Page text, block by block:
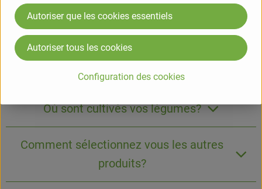
Questions fréquemment posées
Où sont cultivés vos légumes?
Comment sélectionnez vous les autres
produits?
Configuration des cookies
Autoriser que les cookies essentiels
Autoriser tous les cookies